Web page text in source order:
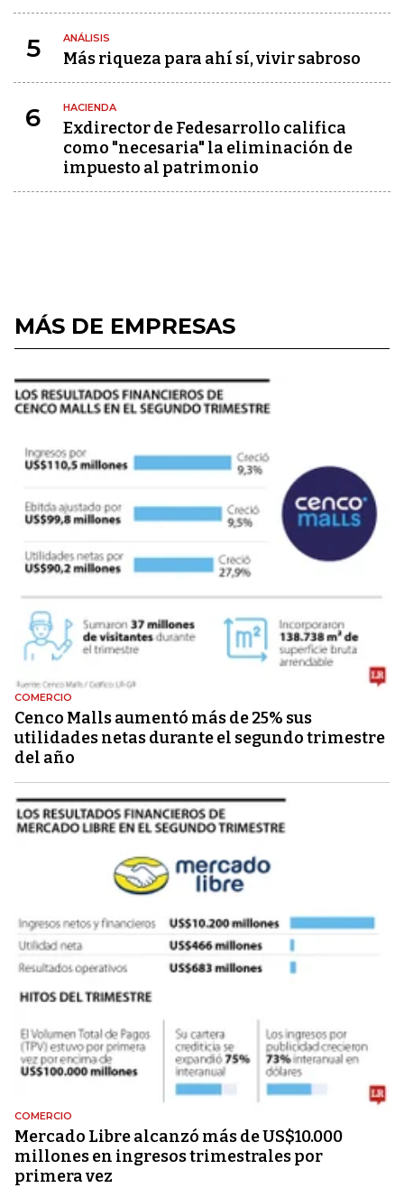
5 ANÁLISIS
Más riqueza para ahí sí, vivir sabroso
6 HACIENDA
Exdirector de Fedesarrollo califica
como "necesaria" la eliminación de
impuesto al patrimonio
MÁS DE EMPRESAS
COMERCIO
Cenco Malls aumentó más de 25% sus
utilidades netas durante el segundo trimestre
del año
COMERCIO
Mercado Libre alcanzó más de US$10.000
millones en ingresos trimestrales por
primera vez